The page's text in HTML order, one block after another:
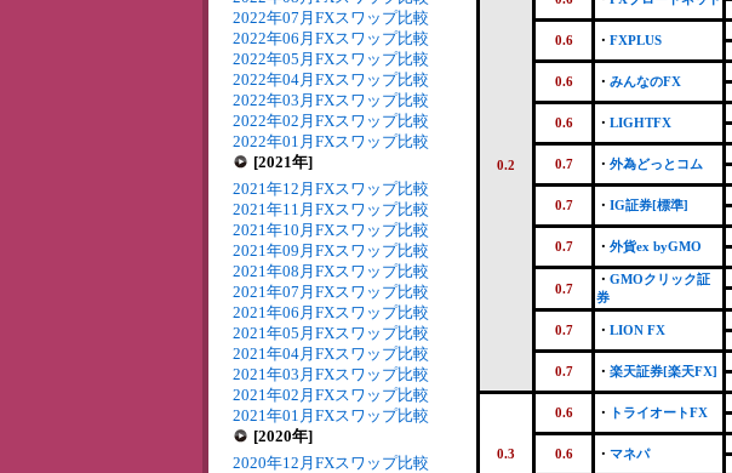
2022年07月FXスワップ比較
2022年06月FXスワップ比較
2022年05月FXスワップ比較
2022年04月FXスワップ比較
2022年03月FXスワップ比較
2022年02月FXスワップ比較
2022年01月FXスワップ比較
[2021年]
2021年12月FXスワップ比較
2021年11月FXスワップ比較
2021年10月FXスワップ比較
2021年09月FXスワップ比較
2021年08月FXスワップ比較
2021年07月FXスワップ比較
2021年06月FXスワップ比較
2021年05月FXスワップ比較
2021年04月FXスワップ比較
2021年03月FXスワップ比較
2021年02月FXスワップ比較
2021年01月FXスワップ比較
[2020年]
2020年12月FXスワップ比較
0.2
0.6 ・ FXPLUS
0.6 ・ みんなのFX
0.6 ・ LIGHTFX
0.7 ・ 外為どっとコム
0.7 ・ IG証券[標準]
0.7 ・ 外貨ex byGMO
0.7
・ GMOクリック証
券
0.7 ・ LION FX
0.7 ・ 楽天証券[楽天FX]
0.3
0.6 ・ トライオートFX
0.6 ・ マネパ